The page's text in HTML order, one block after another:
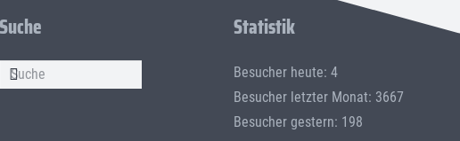
Suche Statistik
Besucher heute: 4
Besucher letzter Monat: 3667
Besucher gestern: 198